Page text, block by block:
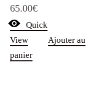
65.00€
Quick
View
Ajouter au
panier